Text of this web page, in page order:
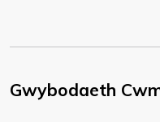
Gwybodaeth